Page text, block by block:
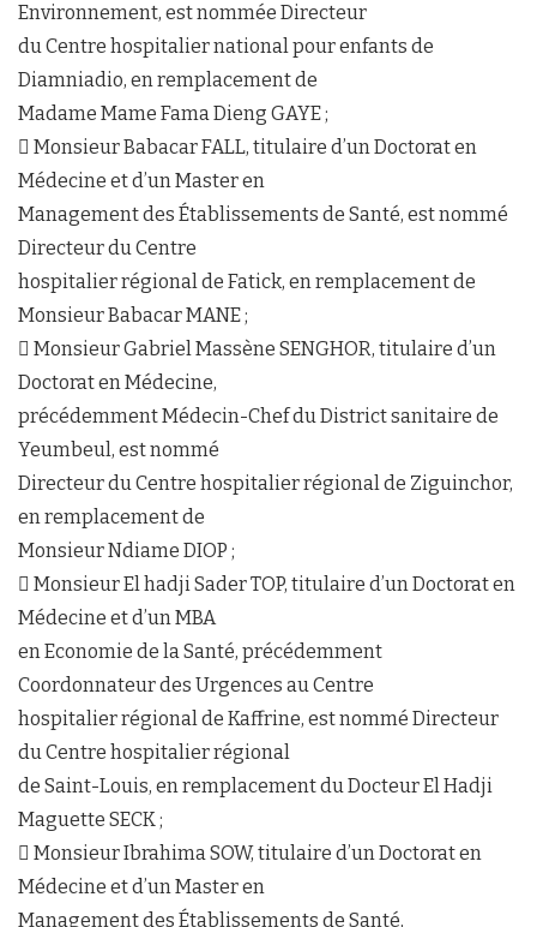
Environnement, est nommée Directeur
du Centre hospitalier national pour enfants de
Diamniadio, en remplacement de
Madame Mame Fama Dieng GAYE ;
 Monsieur Babacar FALL, titulaire d’un Doctorat en
Médecine et d’un Master en
Management des Établissements de Santé, est nommé
Directeur du Centre
hospitalier régional de Fatick, en remplacement de
Monsieur Babacar MANE ;
 Monsieur Gabriel Massène SENGHOR, titulaire d’un
Doctorat en Médecine,
précédemment Médecin-Chef du District sanitaire de
Yeumbeul, est nommé
Directeur du Centre hospitalier régional de Ziguinchor,
en remplacement de
Monsieur Ndiame DIOP ;
 Monsieur El hadji Sader TOP, titulaire d’un Doctorat en
Médecine et d’un MBA
en Economie de la Santé, précédemment
Coordonnateur des Urgences au Centre
hospitalier régional de Kaffrine, est nommé Directeur
du Centre hospitalier régional
de Saint-Louis, en remplacement du Docteur El Hadji
Maguette SECK ;
 Monsieur Ibrahima SOW, titulaire d’un Doctorat en
Médecine et d’un Master en
Management des Établissements de Santé,